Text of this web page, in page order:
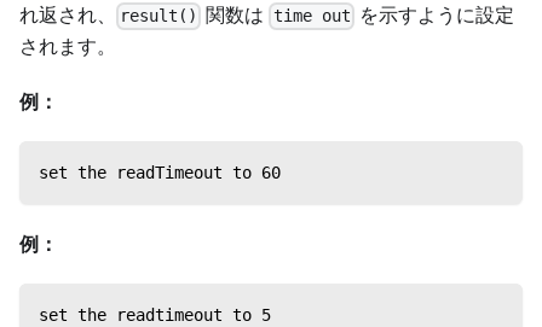
れ返され、
result() 関数は time out を示すように設定
されます。
例：
set the readTimeout to 60
例：
set the readtimeout to 5